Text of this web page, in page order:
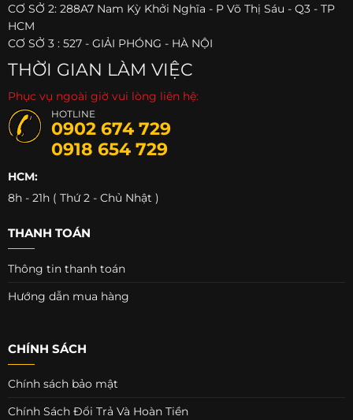
CƠ SỞ 2: 288A7 Nam Kỳ Khởi Nghĩa - P Võ Thị Sáu - Q3 - TP
HCM
CƠ SỞ 3 : 527 - GIẢI PHÓNG - HÀ NỘI
THỜI GIAN LÀM VIỆC
Phục vụ ngoài giờ vui lòng liên hệ:
HOTLINE
0902 674 729
0918 654 729
HCM:
8h - 21h ( Thứ 2 - Chủ Nhật )
THANH TOÁN
Thông tin thanh toán
Hướng dẫn mua hàng
CHÍNH SÁCH
Chính sách bảo mật
Chính Sách Đổi Trả Và Hoàn Tiền